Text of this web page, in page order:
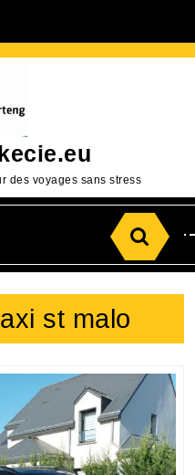
des voyages sans stress
for:
st malo